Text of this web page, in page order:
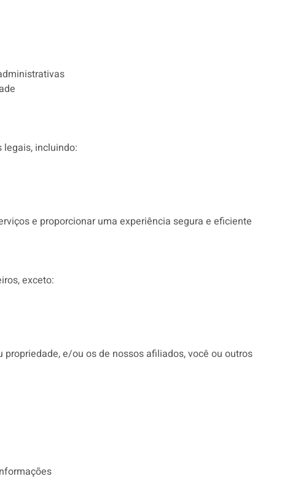
incluindo:
e proporcionar uma experiência segura e eficiente
exceto:
e/ou os de nossos afiliados, você ou outros